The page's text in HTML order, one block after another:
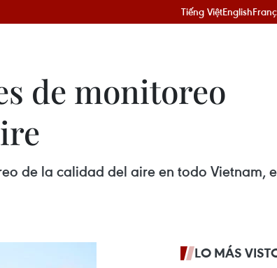
Tiếng ViệtEnglish
de monitoreo
de la calidad del aire en todo Vietnam,
LO MÁS